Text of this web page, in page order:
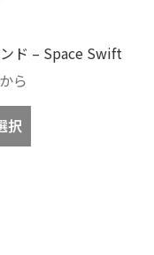
ド – Space Swift
ら
択